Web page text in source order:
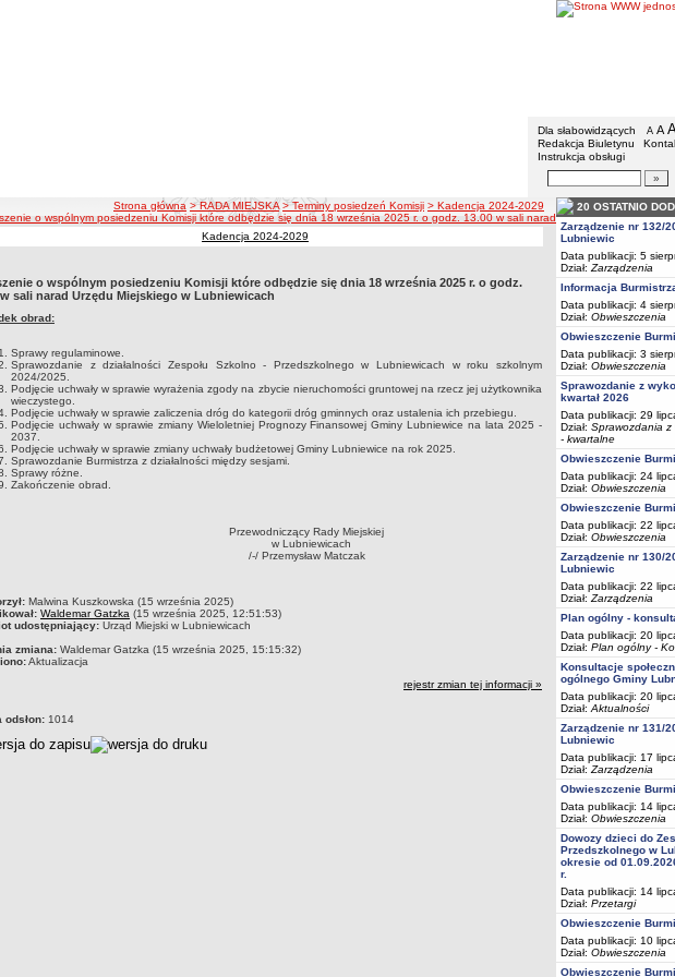
BIP - Urząd
Menu dodatkowe
Dla słabowidzących A A
Redakcja Biuletynu
Instrukcja obsługi
Wyszukiwarka artykułów
ścieżka nawigacji
Strona główna > RADA MIEJSKA > Terminy posiedzeń Komisji > Kadencja 2024-2029
o wspólnym posiedzeniu Komisji które odbędzie się dnia 18 września 2025 r. o godz. 13.00 w sali narad Urzędu Miejskiego w
Kadencja 2024-2029
o wspólnym posiedzeniu Komisji które odbędzie się dnia 18 września 2025 r. o godz.
w sali narad Urzędu Miejskiego w Lubniewicach
obrad:
Sprawy regulaminowe.
Sprawozdanie z działalności Zespołu Szkolno - Przedszkolnego w Lubniewicach w roku szkolnym
2024/2025.
Podjęcie uchwały w sprawie wyrażenia zgody na zbycie nieruchomości gruntowej na rzecz jej użytkownika
wieczystego.
Podjęcie uchwały w sprawie zaliczenia dróg do kategorii dróg gminnych oraz ustalenia ich przebiegu.
Podjęcie uchwały w sprawie zmiany Wieloletniej Prognozy Finansowej Gminy Lubniewice na lata 2025 -
2037.
Podjęcie uchwały w sprawie zmiany uchwały budżetowej Gminy Lubniewice na rok 2025.
Sprawozdanie Burmistrza z działalności między sesjami.
Sprawy różne.
Zakończenie obrad.
Przewodniczący Rady Miejskiej
w Lubniewicach
/-/ Przemysław Matczak
Malwina Kuszkowska (15 września 2025)
Waldemar Gatzka (15 września 2025, 12:51:53)
udostępniający: Urząd Miejski w Lubniewicach
zmiana: Waldemar Gatzka (15 września 2025, 15:15:32)
Aktualizacja
rejestr zmian tej informacji »
odsłon: 1014
20 OSTATNIO
Zarządzenie nr 132/
Lubniewic
Data publikacji: 5
Dział: Zarządzenia
Informacja
Data publikacji: 4
Dział: Obwieszczenia
Obwieszczenie
Data publikacji: 3
Dział: Obwieszczenia
Sprawozdanie z
kwartał 2026
Data publikacji: 29
Dział: Sprawozdania
- kwartalne
Obwieszczenie
Data publikacji: 24
Dział: Obwieszczenia
Obwieszczenie
Data publikacji: 22
Dział: Obwieszczenia
Zarządzenie nr 130/
Lubniewic
Data publikacji: 22
Dział: Zarządzenia
Plan ogólny -
Data publikacji: 20
Dział: Plan ogólny -
Konsultacje
ogólnego Gminy
Data publikacji: 20
Dział: Aktualności
Zarządzenie nr 131/
Lubniewic
Data publikacji: 17
Dział: Zarządzenia
Obwieszczenie
Data publikacji: 14
Dział: Obwieszczenia
Dowozy dzieci do
Przedszkolnego w
okresie od
r.
Data publikacji: 14
Dział: Przetargi
Obwieszczenie
Data publikacji: 10
Dział: Obwieszczenia
Obwieszczenie